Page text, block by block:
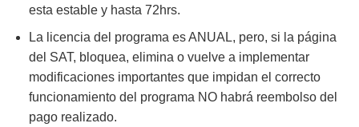
esta estable y hasta 72hrs.
La licencia del programa es ANUAL, pero, si la página
del SAT, bloquea, elimina o vuelve a implementar
modificaciones importantes que impidan el correcto
funcionamiento del programa NO habrá reembolso del
pago realizado.